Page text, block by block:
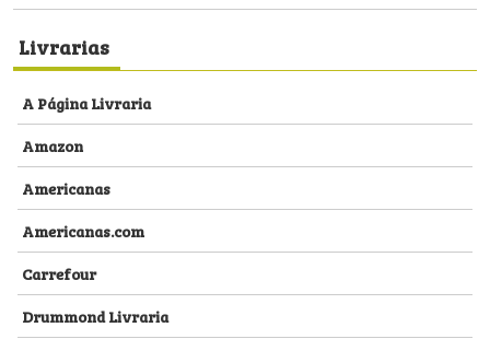
Livrarias
A Página Livraria
Amazon
Americanas
Americanas.com
Carrefour
Drummond Livraria